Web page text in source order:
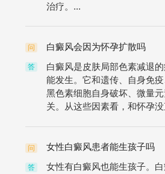
治疗。...
问 白癜风会因为怀孕扩散吗
答
白癜风是皮肤局部色素减退
能发生。它和遗传、自身免疫
黑色素细胞自身破坏、微量
关。从这些因素看，和怀孕
问 女性白癜风患者能生孩子吗
答
女性有白癜风也能生孩子。